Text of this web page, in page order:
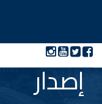
إصدار